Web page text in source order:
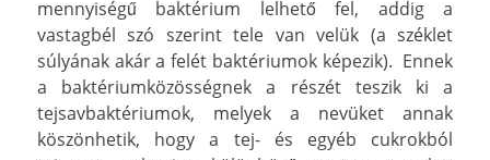
mennyiségű baktérium lelhető fel, addig a
vastagbél szó szerint tele van velük (a széklet
súlyának akár a felét baktériumok képezik). Ennek
a baktériumközösségnek a részét teszik ki a
tejsavbaktériumok, melyek a nevüket annak
köszönhetik, hogy a tej- és egyéb cukrokból